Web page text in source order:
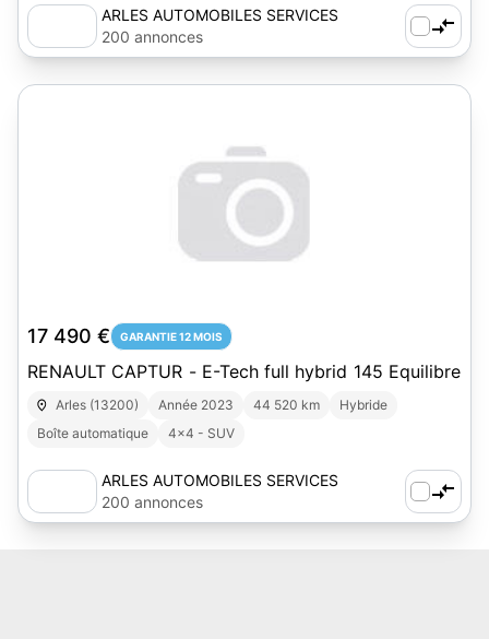
ARLES AUTOMOBILES SERVICES
200 annonces
17 490 € GARANTIE 12 MOIS
RENAULT CAPTUR - E-Tech full hybrid 145 Equilibre
Arles (13200) Année 2023 44 520 km
Hybride
Boîte automatique
4x4 - SUV
ARLES AUTOMOBILES SERVICES
200 annonces